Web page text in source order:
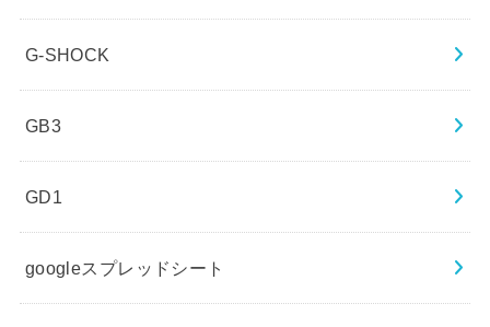
G-SHOCK
GB3
GD1
googleスプレッドシート